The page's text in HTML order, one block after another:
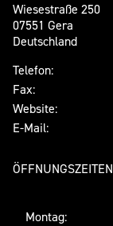
Wiesestraße 250
07551 Gera
Deutschland
Telefon:
Fax:
Website:
E-Mail:
ÖFFNUNGSZEITEN
Montag: